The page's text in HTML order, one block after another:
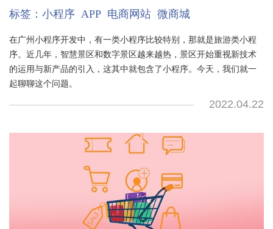
标签： 小程序 APP 电商网站 微商城
在广州小程序开发中，有一类小程序比较特别，那就是旅游类小程
序。近几年，智慧景区和数字景区越来越热，景区开始重视新技术
的运用与新产品的引入，这其中就包含了小程序。今天，我们就一
起聊聊这个问题。
2022.04.22